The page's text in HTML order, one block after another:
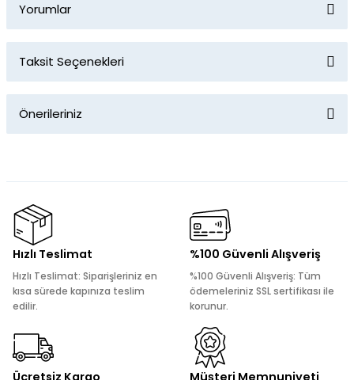
Yorumlar
Taksit Seçenekleri
Önerileriniz
kullanarak tarafımıza iletebilirsiniz.
Görüş ve önerileriniz için teşekkür ederiz.
Ürün resmi kalitesiz, bozuk veya görüntülenemiyor.
Ürün bilgilerinde hatalar bulunuyor.
Ürün fiyatı diğer sitelerden daha pahalı.
Bu ürüne benzer farklı alternatifler olmalı.
Hızlı Teslimat
Hızlı Teslimat: Siparişleriniz en
kısa sürede kapınıza teslim
edilir.
%100 Güvenli Alışveriş
%100 Güvenli Alışveriş: Tüm
ödemeleriniz SSL sertifikası ile
korunur.
Ücretsiz Kargo Müşteri Memnuniyeti